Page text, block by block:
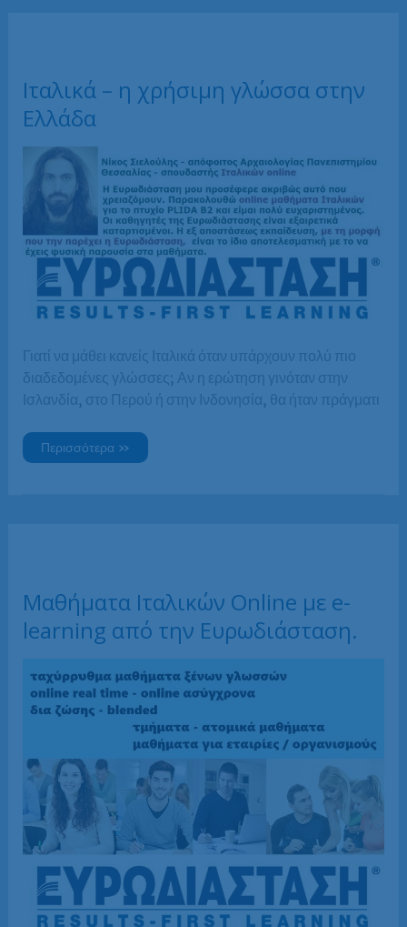
Ιταλικά – η χρήσιμη γλώσσα στην
Ελλάδα
Γιατί να μάθει κανείς Ιταλικά όταν υπάρχουν πολύ πιο
διαδεδομένες γλώσσες; Αν η ερώτηση γινόταν στην
Ισλανδία, στο Περού ή στην Ινδονησία, θα ήταν πράγματι
Ιταλικά
–
Περισσότερα »
Μαθήματα Ιταλικών Online με e-
learning από την Ευρωδιάσταση.